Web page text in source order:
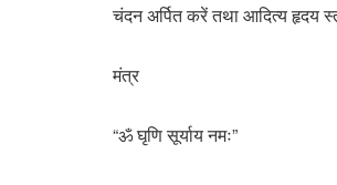
चंदन अर्पित करें तथा आदित्य हृदय
मंत्र
“ॐ घृणि सूर्याय नमः”